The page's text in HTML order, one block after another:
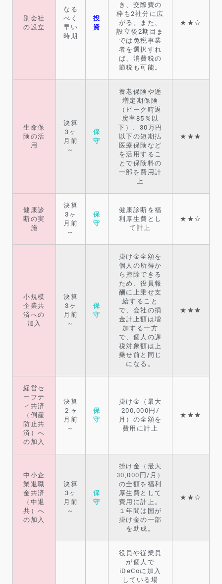
別会社
の設立
なる
べく
早い
時期
投
資
き、交際費の
枠も2社分に広
がる。また、
設立後2期目ま
では免税事業
者を選択すれ
ば、消費税の
節税も可能。
★★☆
生命保
険の活
用
決算
3ヶ
月前
～
保
守
養老保険や逓
増定期保険
（ピーク時返
戻率85％以
下）、30万円
以下の短期払
医療保険など
を活用するこ
とで保険料の
一部を費用計
上
★★★
健康診
断の実
施
決算
3ヶ
月前
～
保
守
健康診断を福
利厚生費とし
て計上
★★☆
小規模
企業共
済への
加入
決算
3ヶ
月前
～
保
守
掛け金全額を
個人の所得か
ら控除できる
ため、役員報
酬に上乗せ支
給すること
で、会社の損
金計上額は増
加する一方
で、個人の課
税対象額は上
乗せ前と同じ
になる。
★★★
経営セ
ーフテ
ィ共済
（倒産
防止共
済）へ
の加入
決算
２ヶ
月前
～
保
守
掛け金（最大
200,000円/
月）の全額を
費用に計上
★★★
中小企
業退職
金共済
（中退
共）へ
の加入
決算
3ヶ
月前
～
保
守
掛け金（最大
30,000円/月）
の全額を福利
厚生費として
費用に計上。
１年間は国が
掛け金の一部
を助成。
★★☆
役員や従業員
が個人で
iDeCoに加入
している場